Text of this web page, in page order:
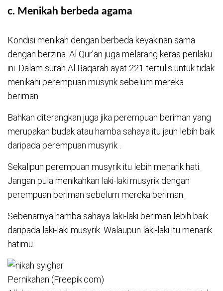
c. Menikah berbeda agama
Kondisi menikah dengan berbeda keyakinan sama
dengan berzina. Al Qur’an juga melarang keras perilaku
ini. Dalam surah Al Baqarah ayat 221 tertulis untuk tidak
menikahi perempuan musyrik sebelum mereka
beriman.
Bahkan diterangkan juga jika perempuan beriman yang
merupakan budak atau hamba sahaya itu jauh lebih baik
daripada perempuan musyrik .
Sekalipun perempuan musyrik itu lebih menarik hati.
Jangan pula menikahkan laki-laki musyrik dengan
perempuan beriman sebelum mereka beriman.
Sebenarnya hamba sahaya laki-laki beriman lebih baik
daripada laki-laki musyrik. Walaupun laki-laki itu menarik
hatimu.
Pernikahan (Freepik.com)